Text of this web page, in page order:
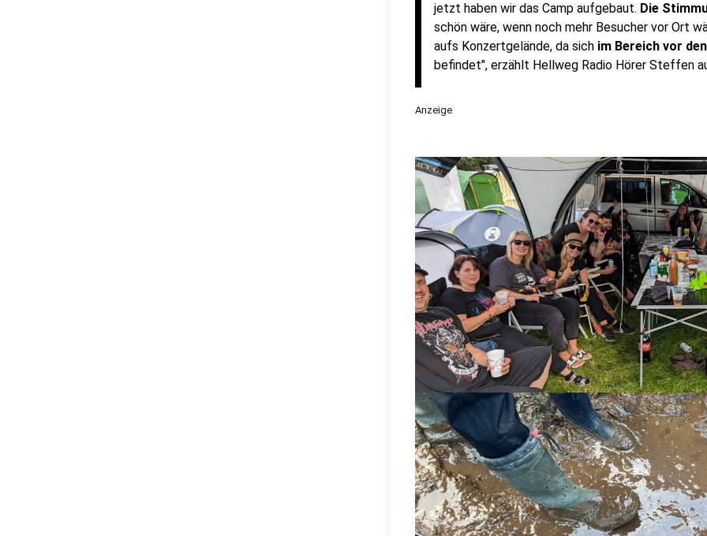
jetzt haben wir das Camp aufgebaut. Die
schön wäre, wenn noch mehr Besucher vor Ort
aufs Konzertgelände, da sich im Bereich vor
befindet", erzählt Hellweg Radio Hörer Steffen
Anzeige